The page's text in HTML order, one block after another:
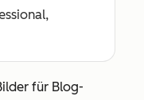
für Blog-